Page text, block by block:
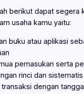
berikut dapat segera
usaha kamu yaitu:
buku atau aplikasi
pemasukan serta
rinci dan sistematis
transaksi dengan